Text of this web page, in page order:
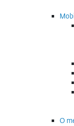
O